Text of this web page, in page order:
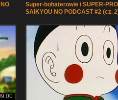
Super-bohaterowie i SUPER-
SAIKYOU NO PODCAST #2 (cz.